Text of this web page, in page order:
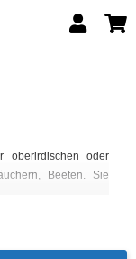
oberirdischen oder
Beeten. Sie